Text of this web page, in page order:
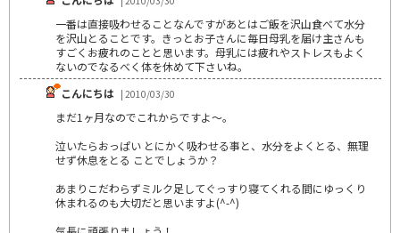
一番は直接吸わせることなんですがあとはご飯を沢山食べて水分
を沢山とることです。きっとお子さんに毎日母乳を届け主さんも
すごくお疲れのことと思います。母乳には疲れやストレスもよく
ないのでなるべく体を休めて下さいね。
こんにちは | 2010/03/30
まだ1ヶ月なのでこれからですよ～。
泣いたらおっぱい とにかく吸わせる事と、水分をよくとる、無理
せず休息をとる ことでしょうか？
あまりこだわらずミルク足してぐっすり寝てくれる間にゆっくり
休まれるのも大切だと思いますよ(^-^)